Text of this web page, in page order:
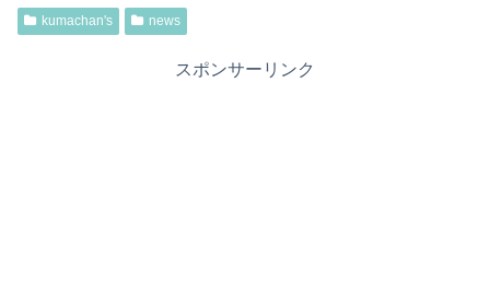
kumachan's news
スポンサーリンク